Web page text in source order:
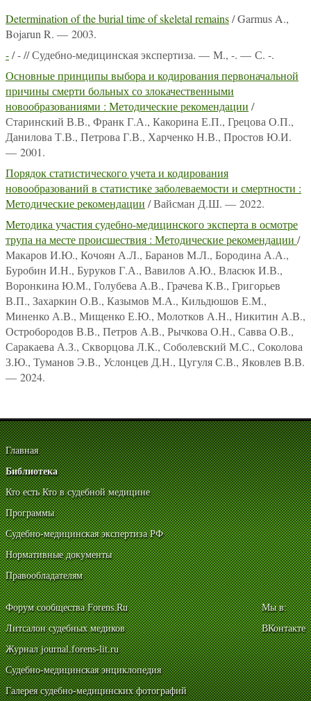
Determination of the burial time of skeletal remains/ Garmus A.,
Bojarun R. — 2003.
-/ - // Судебно-медицинская экспертиза. — М., -. — С. -.
Основные принципы выбора и кодирования первоначальной
причины смерти больных со злокачественными
новообразованиями : Методические рекомендации /
Старинский В.В., Франк Г.А., Какорина Е.П., Грецова О.П.,
Данилова Т.В., Петрова Г.В., Харченко Н.В., Простов Ю.И.
— 2001.
Порядок статистического учета и кодирования
новообразований в статистике заболеваемости и смертности :
Методические рекомендации / Вайсман Д.Ш. — 2022.
Методика участия судебно-медицинского эксперта в осмотре
трупа на месте происшествия : Методические рекомендации /
Макаров И.Ю., Кочоян А.Л., Баранов М.Л., Бородина А.А.,
Буробин И.Н., Буруков Г.А., Вавилов А.Ю., Власюк И.В.,
Воронкина Ю.М., Голубева А.В., Грачева К.В., Григорьев
В.П., Захаркин О.В., Казымов М.А., Кильдюшов Е.М.,
Миненко А.В., Мищенко Е.Ю., Молотков А.Н., Никитин А.В.,
Остробородов В.В., Петров А.В., Рычкова О.Н., Савва О.В.,
Саракаева А.З., Скворцова Л.К., Соболевский М.С., Соколова
З.Ю., Туманов Э.В., Услонцев Д.Н., Цугуля С.В., Яковлев В.В.
— 2024.
Главная
Библиотека
Кто есть Кто в судебной медицине
Программы
Судебно-медицинская экспертиза РФ
Нормативные документы
Правообладателям
Форум сообщества Forens.Ru
Литсалон судебных медиков
Журнал journal.forens-lit.ru
Судебно-медицинская энциклопедия
Галерея судебно-медицинских фотографий
Мы в:
ВКонтакте